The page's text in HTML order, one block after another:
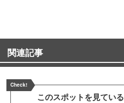
関連記事
Check!
このスポットを見ている